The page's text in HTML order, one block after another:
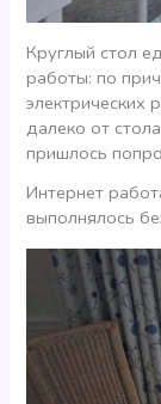
Круглый стол
работы: по
электрических
далеко от
пришлось
Интернет
выполнялось